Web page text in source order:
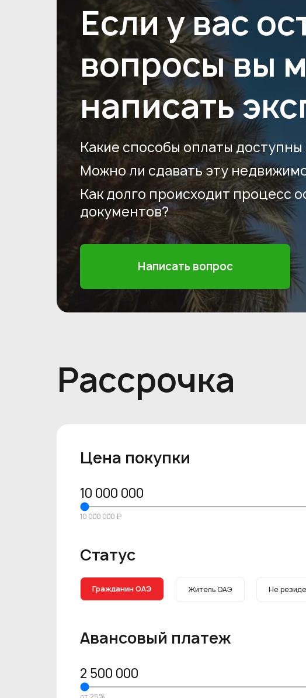
Если у вас
вопросы вы
написать
Какие способы оплаты доступны
Можно ли сдавать эту
Как долго происходит процесс
документов?
Написать вопрос
Рассрочка
Цена покупки
10 000 000
10 000 000 ₽
Статус
Гражданин ОАЭ Житель ОАЭ Не
Авансовый платеж
2 500 000